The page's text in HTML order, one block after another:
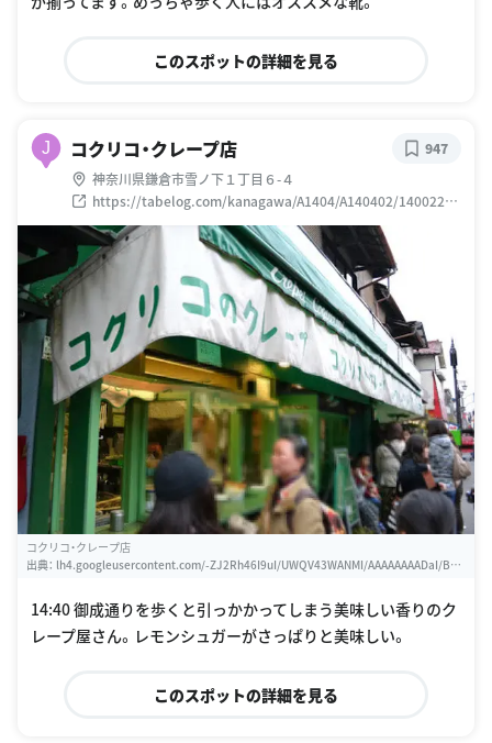
このスポットの詳細を見る
J コクリコ・クレープ店
神奈川県鎌倉市雪ノ下１丁目６-４
https://tabelog.com/kanagawa/A1404/A140402/14002246
/
947
コクリコ・クレープ店
出典： lh4.googleusercontent.com/-ZJ2Rh46I9uI/UWQV43WANMI/AAAAAAAADaI/BEf
14:40 御成通りを歩くと引っかかってしまう美味しい香りのク
レープ屋さん。レモンシュガーがさっぱりと美味しい。
このスポットの詳細を見る